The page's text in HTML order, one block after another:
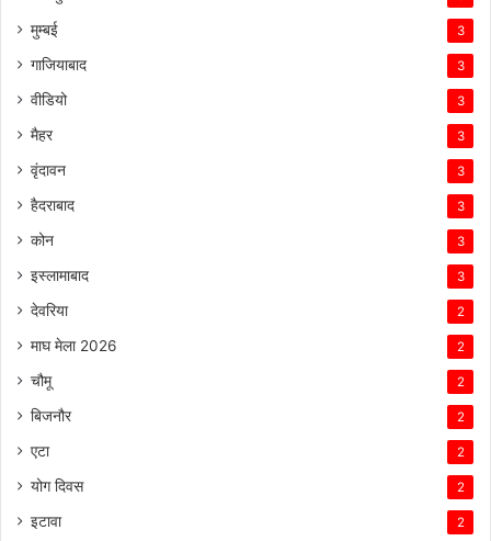
मुम्बई 3
गाजियाबाद 3
वीडियो 3
मैहर 3
वृंदावन 3
हैदराबाद 3
कोन 3
इस्लामाबाद 3
देवरिया 2
माघ मेला 2026 2
चौमू 2
बिजनौर 2
एटा 2
योग दिवस 2
इटावा 2